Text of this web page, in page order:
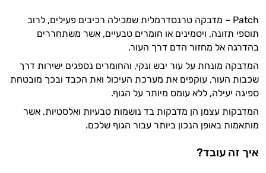
Patch – מדבקה טרנסדרמלית שמכילה רכיבים פעילים, לרוב
תוספי תזונה, ויטמינים או חומרים טבעיים, אשר משתחררים
בהדרגה אל מחזור הדם דרך העור.
המדבקה מונחת על עור יבש ונקי, והחומרים נספגים ישירות דרך
שכבות העור, עוקפים את מערכת העיכול ואת הכבד ובכך מובטחת
ספיגה יעילה, ללא עומס מיותר על הגוף.
המדבקות עצמן הן מדבקות בד נושמות טבעיות ואלסטיות, אשר
מותאמות באופן הנכון ביותר עבור הגוף שלכם.
איך זה עובד?